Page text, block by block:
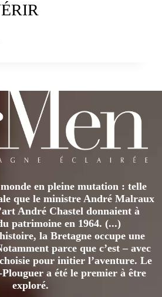
en pleine mutation : telle
que le ministre André Malraux
André Chastel donnaient à
patrimoine en 1964. (...)
la Bretagne occupe une
parce que c’est – avec
pour initier l’aventure. Le
a été le premier à être
exploré.